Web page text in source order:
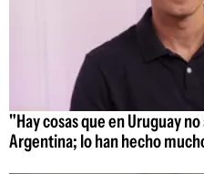
"Hay cosas que en Uruguay
Argentina; lo han hecho